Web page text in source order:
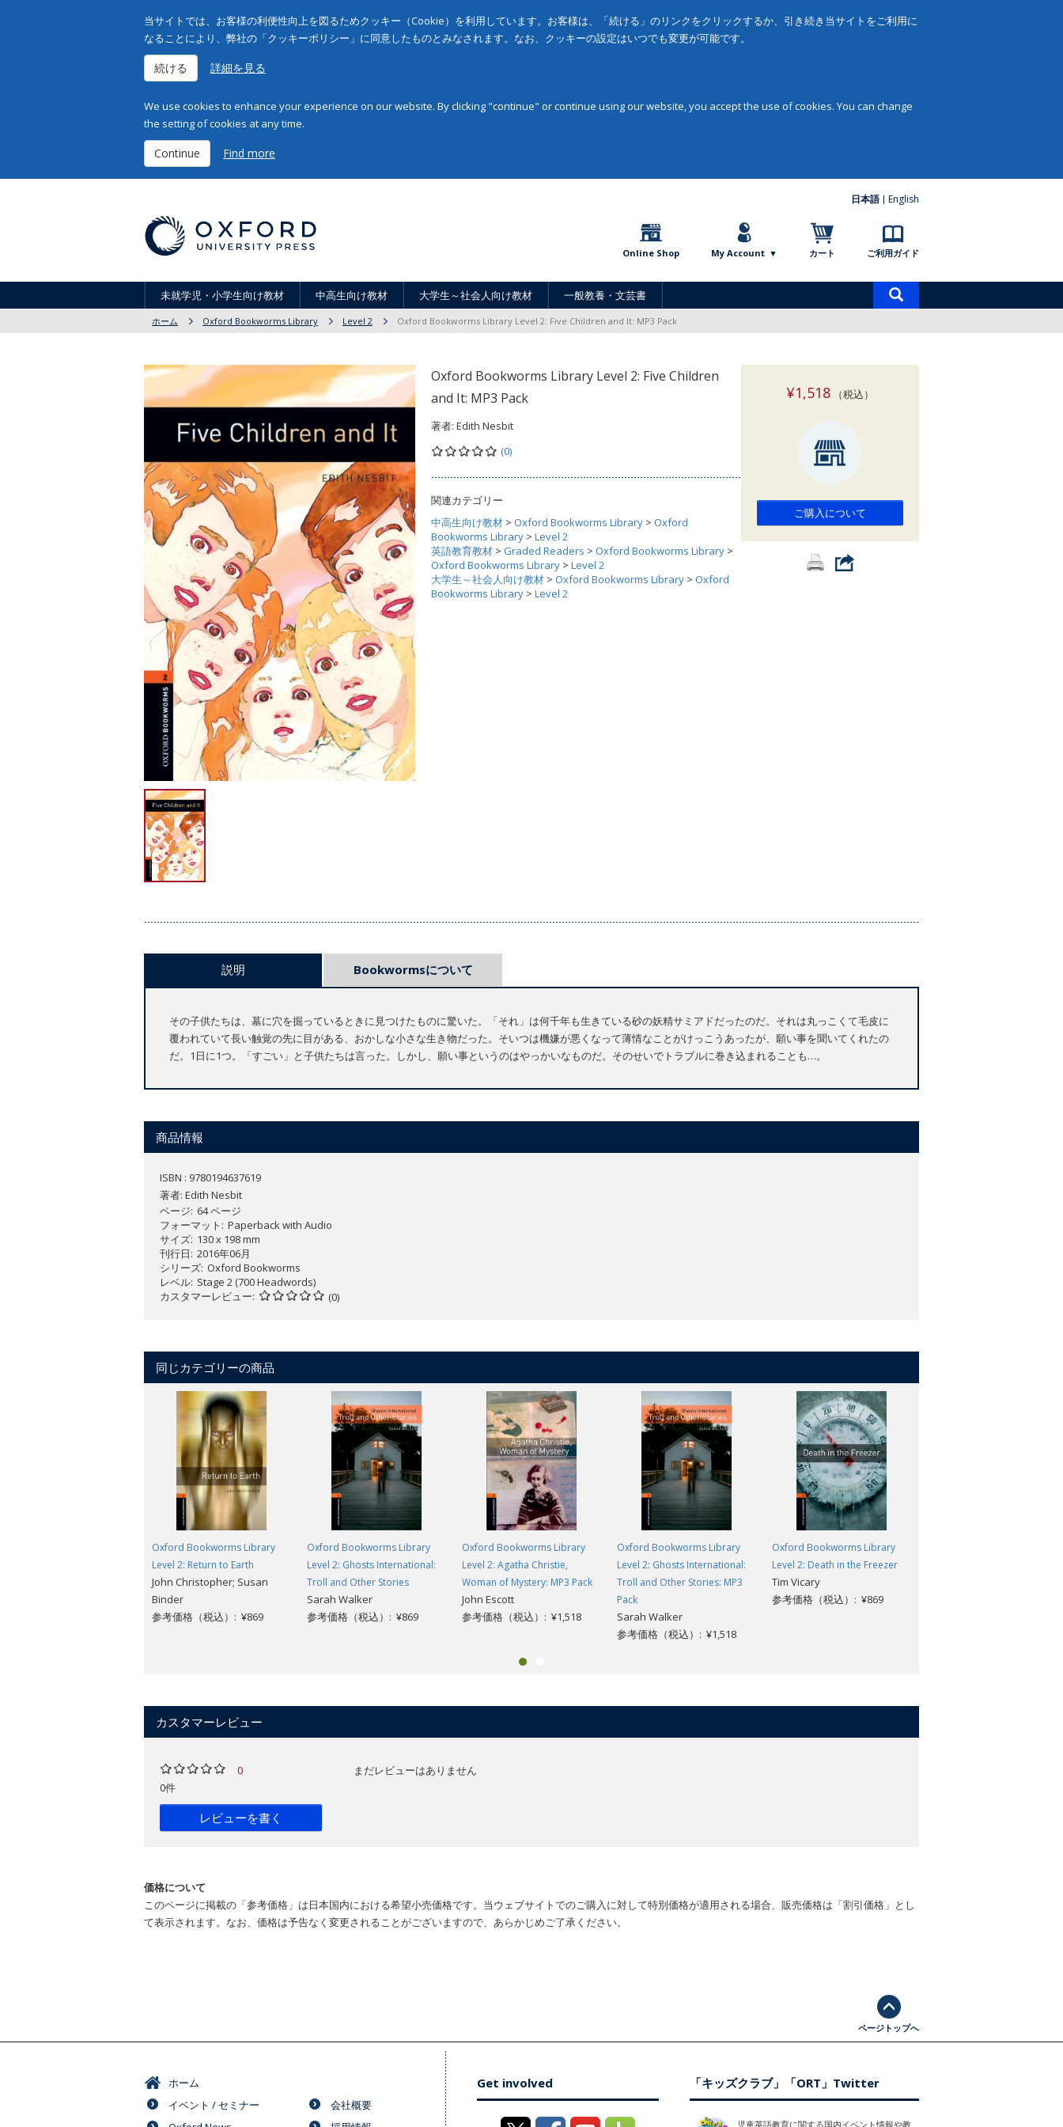
当サイトでは、お客様の利便性向上を図るためクッキー（Cookie）を利用しています。お客様は、「続ける」のリンクをクリックするか、引き続き当サイトをご利用に
なることにより、弊社の「クッキーポリシー」に同意したものとみなされます。なお、クッキーの設定はいつでも変更が可能です。
続ける 詳細を見る
We use cookies to enhance your experience on our website. By clicking "continue" or continue using our website, you accept the use of cookies. You can change
the setting of cookies at any time.
Continue Find more
日本語 English
Online Shop My Account カート ご利用ガイド
未就学児・小学生向け教材 中高生向け教材 大学生～社会人向け教材 一般教養・文芸書
索
ホーム Oxford Bookworms Library Level 2 Oxford Bookworms Library Level 2: Five Children and It: MP3 Pack
Oxford Bookworms Library Level 2: Five Children
and It: MP3 Pack
著者: Edith Nesbit
(0)
関連カテゴリー
中高生向け教材 > Oxford Bookworms Library > Oxford
Bookworms Library > Level 2
英語教育教材 > Graded Readers > Oxford Bookworms Library >
Oxford Bookworms Library > Level 2
大学生～社会人向け教材 > Oxford Bookworms Library > Oxford
Bookworms Library > Level 2
¥1,518（税込）
ご購入について
説明 Bookwormsについて
その子供たちは、墓に穴を掘っているときに見つけたものに驚いた。「それ」は何千年も生きている砂の妖精サミアドだったのだ。それは丸っこくて毛皮に
覆われていて長い触覚の先に目がある、おかしな小さな生き物だった。そいつは機嫌が悪くなって薄情なことがけっこうあったが、願い事を聞いてくれたの
だ。1日に1つ。「すごい」と子供たちは言った。しかし、願い事というのはやっかいなものだ。そのせいでトラブルに巻き込まれることも…。
商品情報
ISBN : 9780194637619
著者: Edith Nesbit
ページ 64 ページ
フォーマット
Paperback with Audio
サイズ 130 x 198 mm
刊行日 2016年06月
シリーズ Oxford Bookworms
レベル Stage 2 (700 Headwords)
カスタマーレビュー
(0)
同じカテゴリーの商品
Oxford Bookworms Library
Level 2: Return to Earth
John Christopher; Susan
Binder
参考価格（税込）: ¥869
Oxford Bookworms Library
Level 2: Ghosts International:
Troll and Other Stories
Sarah Walker
参考価格（税込）: ¥869
Oxford Bookworms Library
Level 2: Agatha Christie,
Woman of Mystery: MP3 Pack
John Escott
参考価格（税込）: ¥1,518
Oxford Bookworms Library
Level 2: Ghosts International:
Troll and Other Stories: MP3
Pack
Sarah Walker
参考価格（税込）: ¥1,518
Oxford Bookworms Library
Level 2: Death in the Freezer
Tim Vicary
参考価格（税込）: ¥869
カスタマーレビュー
0
0件
レビューを書く
まだレビューはありません
価格について
このページに掲載の「参考価格」は日本国内における希望小売価格です。当ウェブサイトでのご購入に対して特別価格が適用される場合、販売価格は「割引価格」とし
て表示されます。なお、価格は予告なく変更されることがございますので、あらかじめご了承ください。
ページトップへ
ホーム
イベント / セミナー
会社概要
Get involved 「キッズクラブ」「ORT」Twitter
児童英語教育に関する国内イベント情報や教